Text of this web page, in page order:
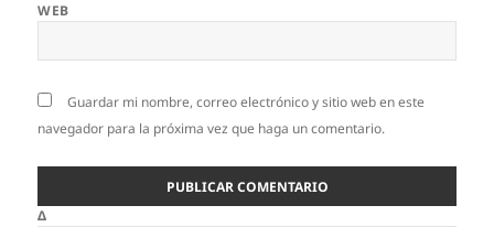
WEB
Guardar mi nombre, correo electrónico y sitio web en este
navegador para la próxima vez que haga un comentario.
Δ